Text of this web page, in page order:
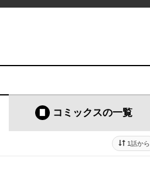
コミックスの一覧
1話から